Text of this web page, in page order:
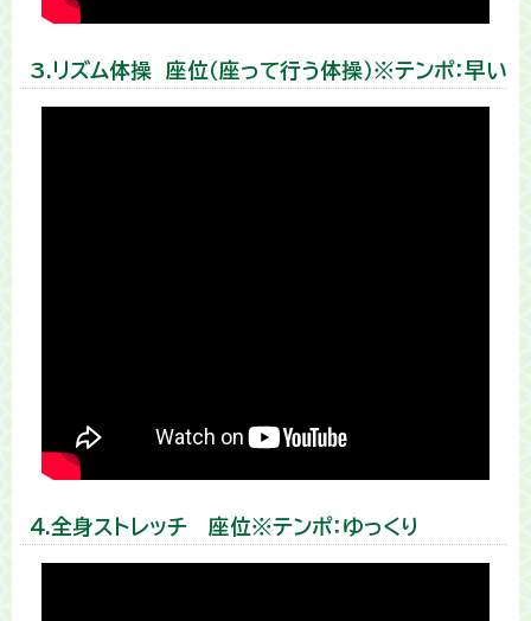
3.リズム体操 座位（座って行う体操）※テンポ：早い
４.全身ストレッチ 座位※テンポ：ゆっくり